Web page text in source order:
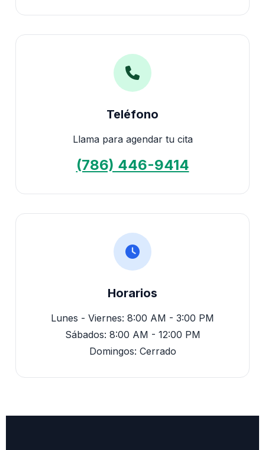
Teléfono
Llama para agendar tu cita
(786) 446-9414
Horarios
Lunes - Viernes: 8:00 AM - 3:00 PM
Sábados: 8:00 AM - 12:00 PM
Domingos: Cerrado